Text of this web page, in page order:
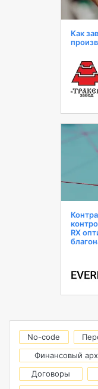
Как
RX
No-code
Финансовый
Договоры